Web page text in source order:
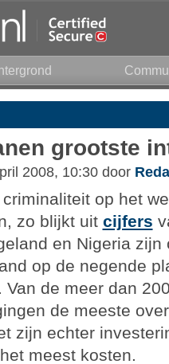
grootste
2008, 10:30 door
op het
zo blijkt uit cijfers
en Nigeria
op de negende
Van de meer dan
de meeste
zijn echter
meest kosten.